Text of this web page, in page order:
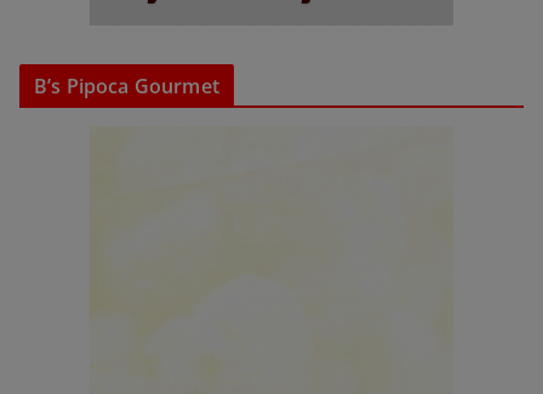
B’s Pipoca Gourmet